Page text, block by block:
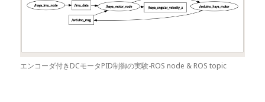
エンコーダ付きDCモータPID制御の実験-ROS node & ROS topic